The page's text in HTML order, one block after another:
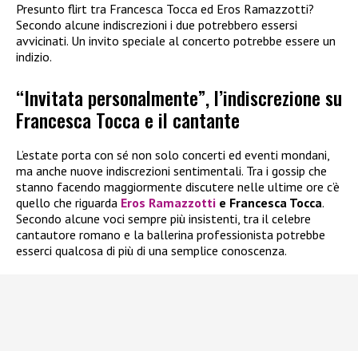
Presunto flirt tra Francesca Tocca ed Eros Ramazzotti?
Secondo alcune indiscrezioni i due potrebbero essersi
avvicinati. Un invito speciale al concerto potrebbe essere un
indizio.
“Invitata personalmente”, l’indiscrezione su
Francesca Tocca e il cantante
L’estate porta con sé non solo concerti ed eventi mondani,
ma anche nuove indiscrezioni sentimentali. Tra i gossip che
stanno facendo maggiormente discutere nelle ultime ore c’è
quello che riguarda Eros Ramazzotti e Francesca Tocca.
Secondo alcune voci sempre più insistenti, tra il celebre
cantautore romano e la ballerina professionista potrebbe
esserci qualcosa di più di una semplice conoscenza.